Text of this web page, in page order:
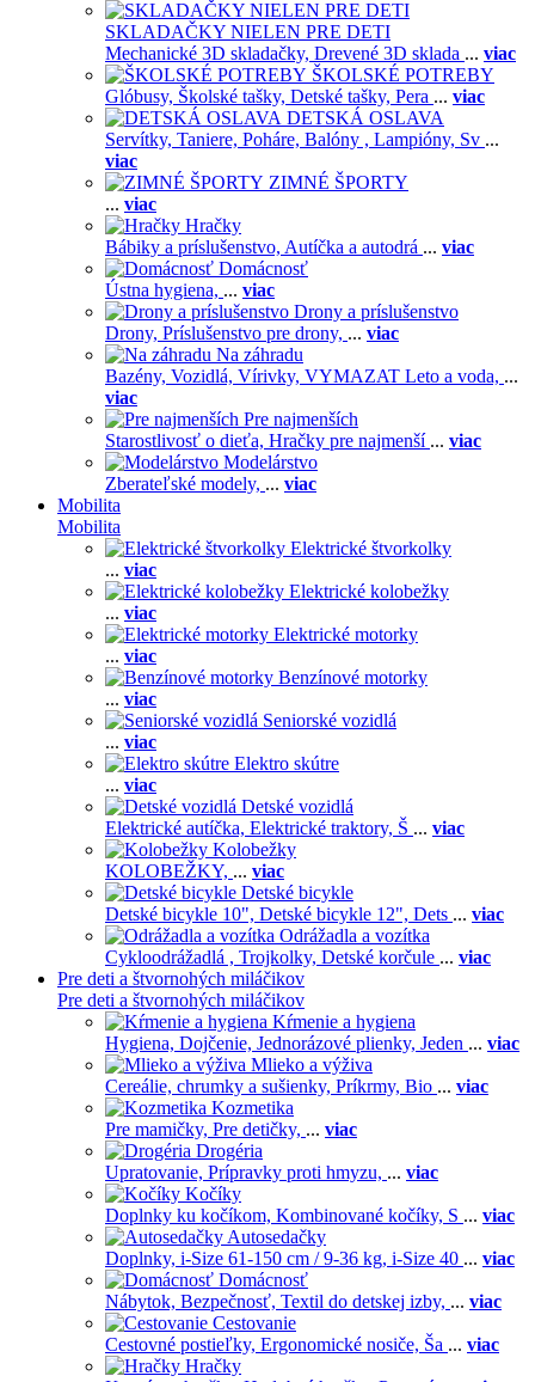
SKLADAČKY NIELEN PRE DETI
Mechanické 3D skladačky, Drevené 3D sklada ... viac
ŠKOLSKÉ POTREBY
Glóbusy, Školské tašky, Detské tašky, Pera ... viac
DETSKÁ OSLAVA
Servítky, Taniere, Poháre, Balóny , Lampióny, Sv ...
viac
ZIMNÉ ŠPORTY
... viac
Hračky
Bábiky a príslušenstvo, Autíčka a autodrá ... viac
Domácnosť
Ústna hygiena, ... viac
Drony a príslušenstvo
Drony, Príslušenstvo pre drony, ... viac
Na záhradu
Bazény, Vozidlá, Vírivky, VYMAZAT Leto a voda, ...
viac
Pre najmenších
Starostlivosť o dieťa, Hračky pre najmenší ... viac
Modelárstvo
Zberateľské modely, ... viac
Mobilita
Mobilita
Elektrické štvorkolky
... viac
Elektrické kolobežky
... viac
Elektrické motorky
... viac
Benzínové motorky
... viac
Seniorské vozidlá
... viac
Elektro skútre
... viac
Detské vozidlá
Elektrické autíčka, Elektrické traktory, Š ... viac
Kolobežky
KOLOBEŽKY, ... viac
Detské bicykle
Detské bicykle 10", Detské bicykle 12", Dets ... viac
Odrážadla a vozítka
Cykloodrážadlá , Trojkolky, Detské korčule ... viac
Pre deti a štvornohých miláčikov
Pre deti a štvornohých miláčikov
Kŕmenie a hygiena
Hygiena, Dojčenie, Jednorázové plienky, Jeden ... viac
Mlieko a výživa
Cereálie, chrumky a sušienky, Príkrmy, Bio ... viac
Kozmetika
Pre mamičky, Pre detičky, ... viac
Drogéria
Upratovanie, Prípravky proti hmyzu, ... viac
Kočíky
Doplnky ku kočíkom, Kombinované kočíky, S ... viac
Autosedačky
Doplnky, i-Size 61-150 cm / 9-36 kg, i-Size 40 ... viac
Domácnosť
Nábytok, Bezpečnosť, Textil do detskej izby, ... viac
Cestovanie
Cestovné postieľky, Ergonomické nosiče, Ša ... viac
Hračky